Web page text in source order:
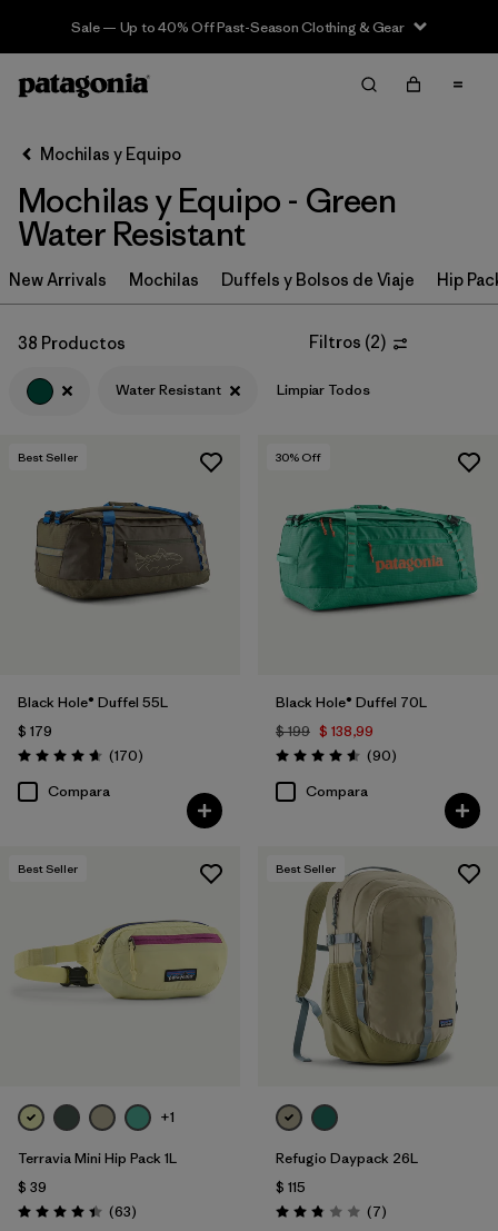
Sale — Up to 40% Off Past-Season Clothing & Gear
Filter & Sort Limpiar Todos
Ordenar Por
Filtrar por
Category
Filtrar por
Price
Filtrar por
Volume
Mochilas y Equipo
Mochilas y Equipo - Green
Water Resistant
New Arrivals Mochilas Duffels y Bolsos de Viaje Hip
38 Productos Filtros (2)
Water Resistant Limpiar Todos
Best Seller
Black Hole® Duffel 55L
$ 179
Valoración: 4.6 / 5
(170Comentarios
)
Compara
30% Off
Black Hole® Duffel 70L
$ 199 $ 138,99
Valoración: 4.6 / 5
(90Comentarios
)
Compara
Best Seller
+1
Terravia Mini Hip Pack 1L
$ 39
Valoración: 4.4 / 5
(63Comentarios
)
Best Seller
Refugio Daypack 26L
$ 115
Valoración: 2.9 / 5
(7Comentarios
)